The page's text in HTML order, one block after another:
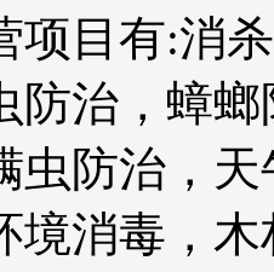
项目有:消
防治，蟑
虫防治，
境消毒，